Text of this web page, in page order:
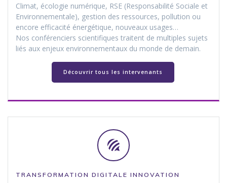
Climat, écologie numérique, RSE (Responsabilité Sociale et
Environnementale), gestion des ressources, pollution ou
encore efficacité énergétique, nouveaux usages…
Nos conférenciers scientifiques traitent de multiples sujets
liés aux enjeux environnementaux du monde de demain.
Découvrir tous les intervenants
TRANSFORMATION DIGITALE INNOVATION